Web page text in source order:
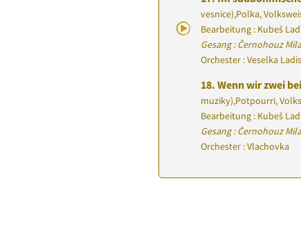
vesnice),Polka,
Bearbeitung : Kubeš
Gesang : Černohouz
Orchester : Veselka
18. Wenn wir zwei
muziky),Potpourri,
Bearbeitung : Kubeš
Gesang : Černohouz
Orchester : Vlachovka